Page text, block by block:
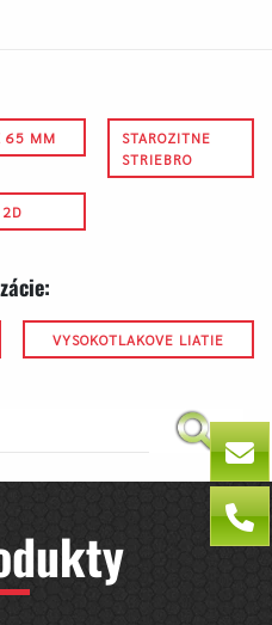
65 MM
STAROZITNE
STRIEBRO
2D
VYSOKOTLAKOVE LIATIE